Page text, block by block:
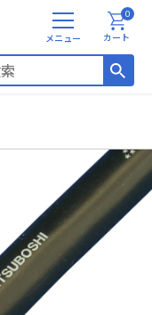
メ
ニ
カート
0